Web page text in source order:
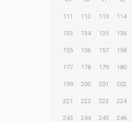
111 112 113 114
133 134 135 136
155 156 157 158
177 178 179 180
199 200 201 202
221 222 223 224
243 244 245 246